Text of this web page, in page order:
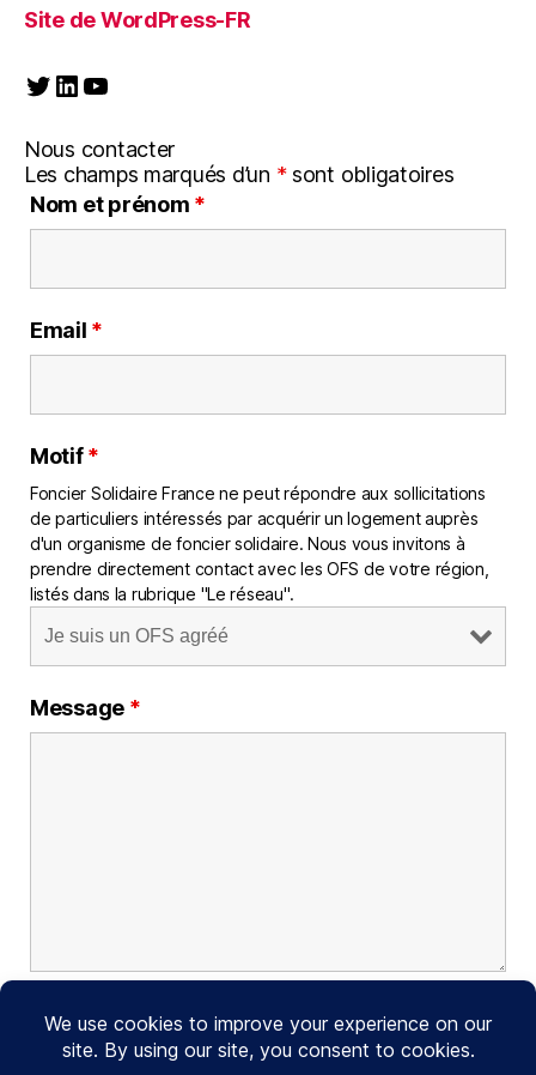
Site de WordPress-FR
Twitter
LinkedIn
YouTube
Nous contacter
Les champs marqués d’un *sont obligatoires
Nom et prénom *
Email *
Motif*
Foncier Solidaire France ne peut répondre aux sollicitations
de particuliers intéressés par acquérir un logement auprès
d'un organisme de foncier solidaire. Nous vous invitons à
prendre directement contact avec les OFS de votre région,
listés dans la rubrique "Le réseau".
Message *